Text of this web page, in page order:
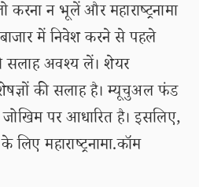
न भूलें और महाराष्ट्रनामा
में निवेश करने से पहले
सलाह अवश्य लें। शेयर
की सलाह है। म्यूचुअल फंड
पर आधारित है। इसलिए,
महाराष्ट्रनामा.कॉम